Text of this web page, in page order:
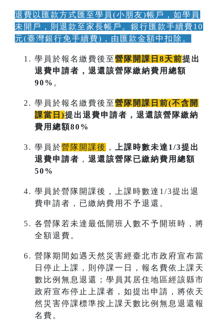
退費以匯款方式匯至學員(小朋友)帳戶，如學員
未開戶，則退款至家長帳戶。銀行匯款手續費10
元(臺灣銀行免手續費)，由匯款金額中扣除。
學員於報名繳費後至營隊開課日8天前提出
退費申請者，退還該營隊繳納費用總額
90% 。
學員於報名繳費後至營隊開課日前(不含開
課當日)提出退費申請者，退還該營隊繳納
費用總額80%
學員於營隊開課後 ，
上課時數未達1/3提出
退費申請者 ， 退還該營隊已繳納費用總額
50%
學員於營隊開課後，上課時數達1/3提出退
費申請者，已繳納費用不予退還。
各營隊若未達最低開班人數不予開班時，將
全額退費。
營隊期間如遇天然災害經臺北市政府宣布當
日停止上課，則停課一日，報名費依上課天
數比例無息退還；學員其居住地區經該縣市
政府宣布停止上課者，如提出申請，將依天
然災害停課標準按上課天數比例無息退還報
名費。